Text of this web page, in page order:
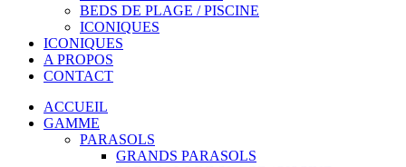
BEDS DE PLAGE / PISCINE
ICONIQUES
ICONIQUES
A PROPOS
CONTACT
ACCUEIL
GAMME
PARASOLS
GRANDS PARASOLS